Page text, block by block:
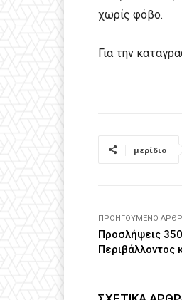
χωρίς φόβο.
Για την
μερίδιο
ΠΡΟΗΓΟΎΜΕΝΟ
Προσλήψεις
Περιβάλλοντος